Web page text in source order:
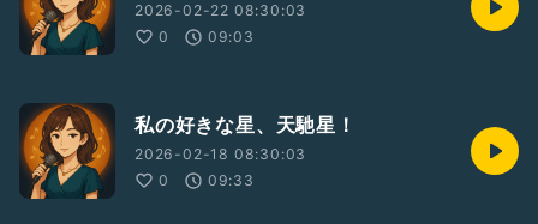
2026-02-22 08:30:03
0
09:03
私の好きな星、天馳星！
2026-02-18 08:30:03
0
09:33